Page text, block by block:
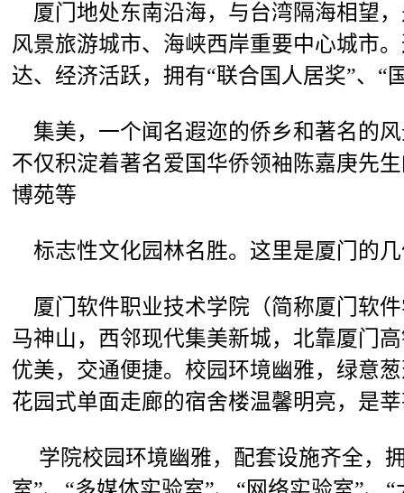
厦门地处东南沿海，与台湾隔海相望
风景旅游城市、海峡西岸重要中心城市
达、经济活跃，拥有“联合国人居奖”、“
集美，一个闻名遐迩的侨乡和著名的
不仅积淀着著名爱国华侨领袖陈嘉庚先
博苑等
标志性文化园林名胜。这里是厦门的
厦门软件职业技术学院（简称厦门软
马神山，西邻现代集美新城，北靠厦门
优美，交通便捷。校园环境幽雅，绿意
花园式单面走廊的宿舍楼温馨明亮，是
学院校园环境幽雅，配套设施齐全，